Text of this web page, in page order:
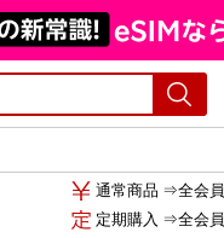
通常商品 ⇒全会員
定期購入 ⇒全会員